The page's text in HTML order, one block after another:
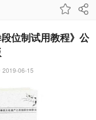
位制试用教程》公
2019-06-15